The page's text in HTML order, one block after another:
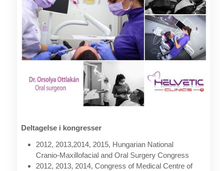
Deltagelse i kongresser
2012, 2013,2014, 2015, Hungarian National
Cranio-Maxillofacial and Oral Surgery Congress
2012, 2013, 2014, Congress of Medical Centre of